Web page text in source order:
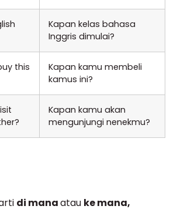
Kapan kelas bahasa
Inggris dimulai?
this
Kapan kamu membeli
kamus ini?
Kapan kamu akan
mengunjungi nenekmu?
di manaatau ke mana,